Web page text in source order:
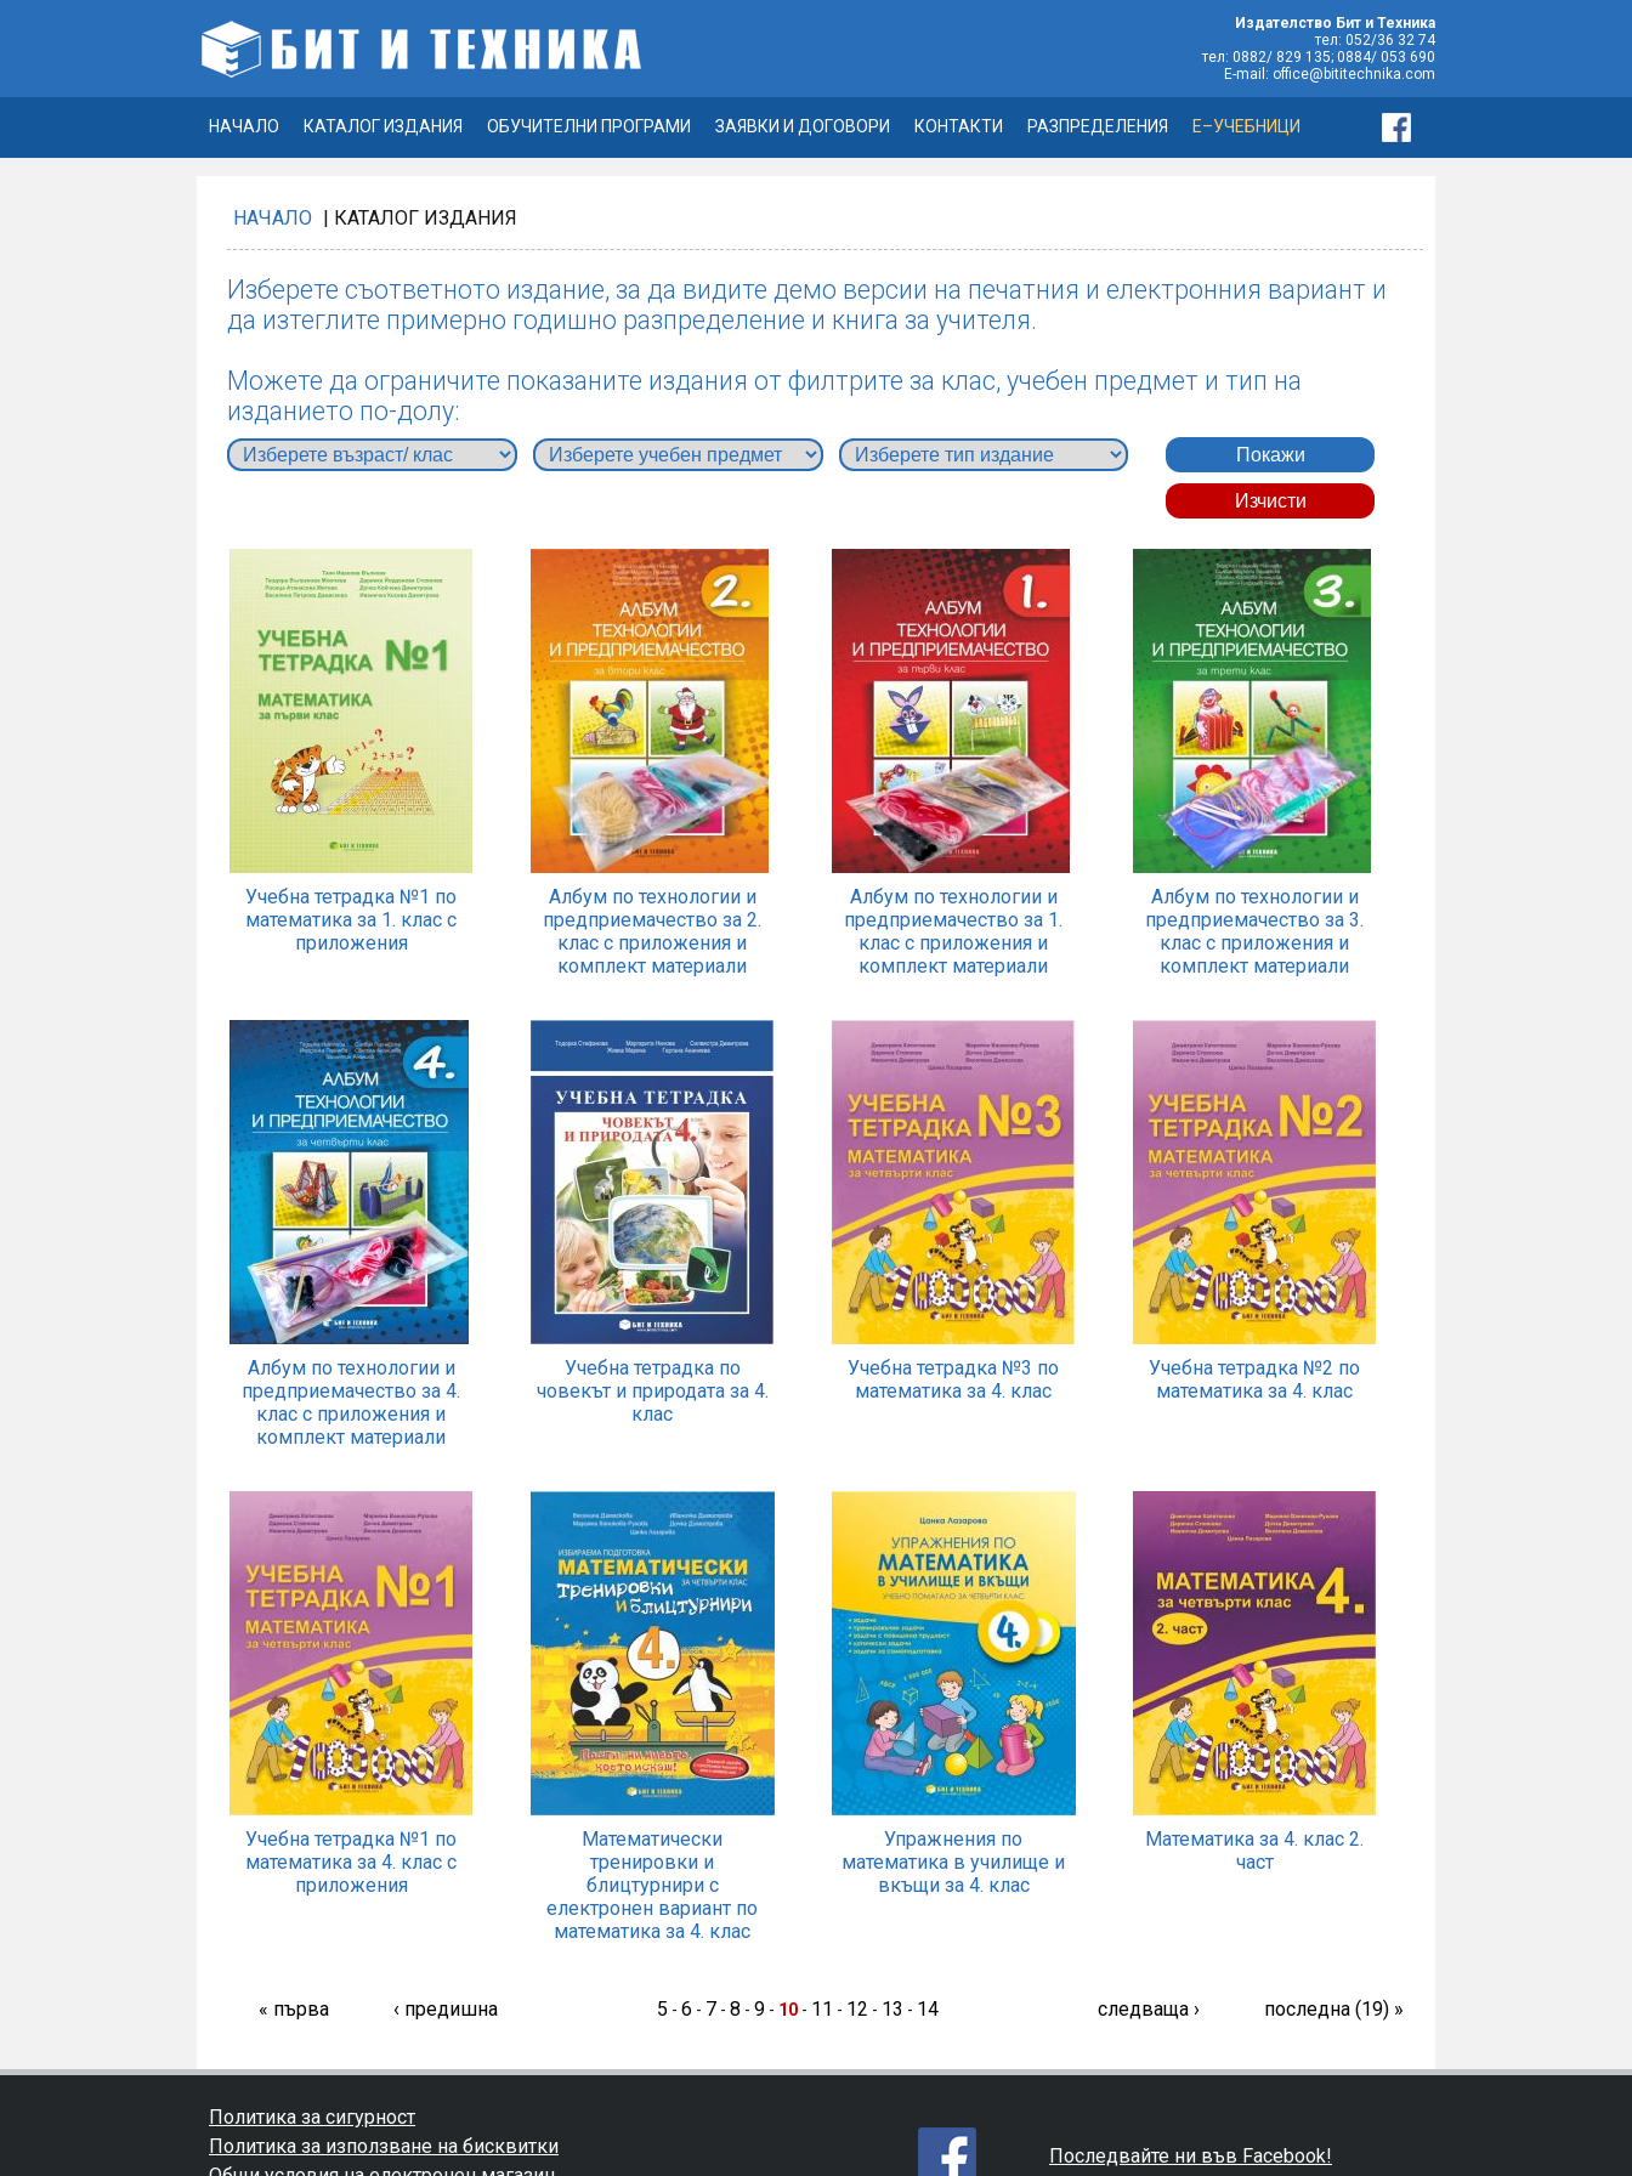
Издателство Бит и Техника
тел: 052/36 32 74
тел: 0882/ 829 135; 0884/ 053 690
E-mail: office@bititechnika.com
НАЧАЛО КАТАЛОГ ИЗДАНИЯ ОБУЧИТЕЛНИ ПРОГРАМИ ЗАЯВКИ И ДОГОВОРИ КОНТАКТИ РАЗПРЕДЕЛЕНИЯ Е–УЧЕБНИЦИ
НАЧАЛО | КАТАЛОГ ИЗДАНИЯ
Изберете съответното издание, за да видите демо версии на печатния и електронния вариант и
да изтеглите примерно годишно разпределение и книга за учителя.
Можете да ограничите показаните издания от филтрите за клас, учебен предмет и тип на
изданието по-долу:
Учебна тетрадка №1 по
математика за 1. клас с
приложения
Албум по технологии и
предприемачество за 2.
клас с приложения и
комплект материали
Албум по технологии и
предприемачество за 1.
клас с приложения и
комплект материали
Албум по технологии и
предприемачество за 3.
клас с приложения и
комплект материали
Албум по технологии и
предприемачество за 4.
клас с приложения и
комплект материали
Учебна тетрадка по
човекът и природата за 4.
клас
Учебна тетрадка №3 по
математика за 4. клас
Учебна тетрадка №2 по
математика за 4. клас
Учебна тетрадка №1 по
математика за 4. клас с
приложения
Математически
тренировки и
блицтурнири с
електронен вариант по
математика за 4. клас
Упражнения по
математика в училище и
вкъщи за 4. клас
Математика за 4. клас 2.
част
« първа ‹ предишна 5 - 6 - 7 - 8 - 9 - 10 - 11 - 12 - 13 - 14 следваща › последна (19) »
Политика за сигурност
Политика за използване на бисквитки
Последвайте ни във Facebook!